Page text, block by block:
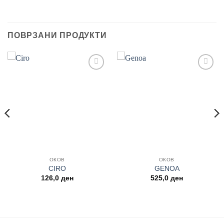
ПОВРЗАНИ ПРОДУКТИ
ОКОВ
CIRO
126,0 ден
ОКОВ
GENOA
525,0 ден